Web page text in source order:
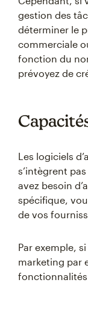
gestion des
déterminer le
commerciale
fonction du
prévoyez de
Les logiciels
s’intègrent
avez besoin
spécifique,
de vos
Par exemple,
marketing par